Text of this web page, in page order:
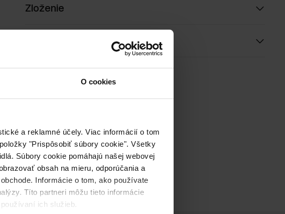
O cookies
a reklamné účely. Viac informácií o tom
"Prispôsobiť súbory cookie". Všetky
Súbory cookie pomáhajú našej webovej
obsah na mieru, odporúčania a
Informácie o tom, ako používate
Títo partneri môžu tieto informácie
ich služieb.
Zloženie